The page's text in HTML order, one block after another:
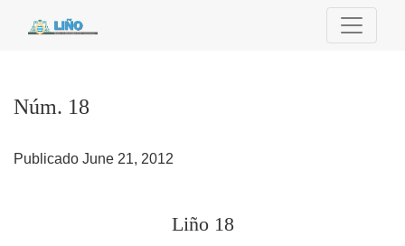
Núm. 18
Publicado June 21, 2012
Liño 18